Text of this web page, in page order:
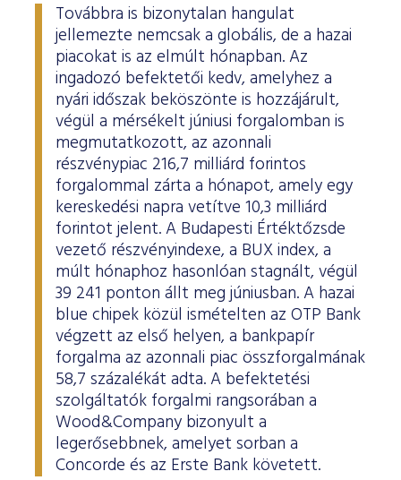
Továbbra is bizonytalan hangulat
jellemezte nemcsak a globális, de a hazai
piacokat is az elmúlt hónapban. Az
ingadozó befektetői kedv, amelyhez a
nyári időszak beköszönte is hozzájárult,
végül a mérsékelt júniusi forgalomban is
megmutatkozott, az azonnali
részvénypiac 216,7 milliárd forintos
forgalommal zárta a hónapot, amely egy
kereskedési napra vetítve 10,3 milliárd
forintot jelent. A Budapesti Értéktőzsde
vezető részvényindexe, a BUX index, a
múlt hónaphoz hasonlóan stagnált, végül
39 241 ponton állt meg júniusban. A hazai
blue chipek közül ismételten az OTP Bank
végzett az első helyen, a bankpapír
forgalma az azonnali piac összforgalmának
58,7 százalékát adta. A befektetési
szolgáltatók forgalmi rangsorában a
Wood&Company bizonyult a
legerősebbnek, amelyet sorban a
Concorde és az Erste Bank követett.